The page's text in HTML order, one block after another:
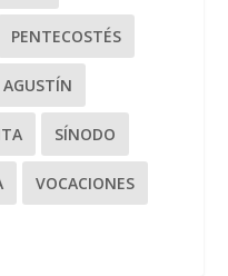
PENTECOSTÉS
AGUSTÍN
SÍNODO
VOCACIONES